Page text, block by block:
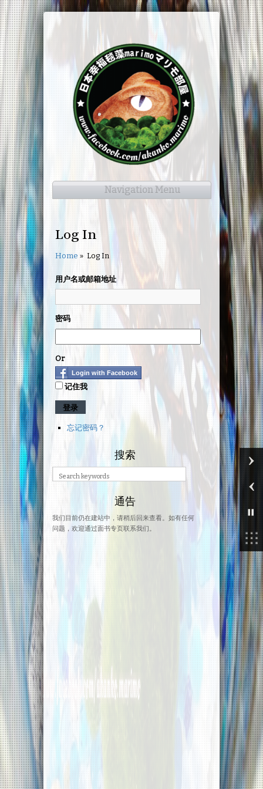
Navigation Menu
Log In
Home » Log In
用户名或邮箱地址
密码
Or
Login with Facebook
记住我
忘记密码？
搜索
通告
我们目前仍在建站中，请稍后回来查看。如有任何
问题，欢迎通过面书专页联系我们。